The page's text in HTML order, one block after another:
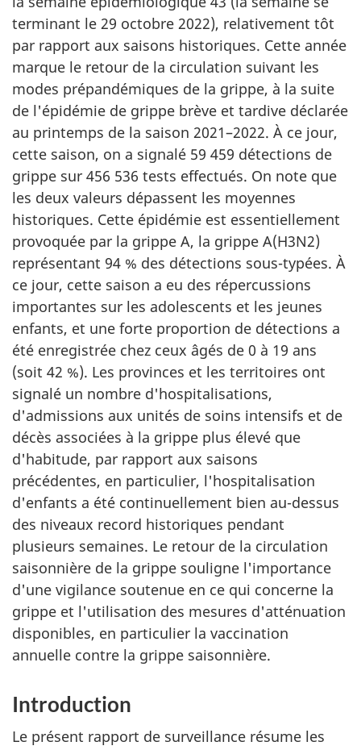
terminant le 29 octobre 2022), relativement tôt
par rapport aux saisons historiques. Cette année
marque le retour de la circulation suivant les
modes prépandémiques de la grippe, à la suite
de l'épidémie de grippe brève et tardive déclarée
au printemps de la saison 2021–2022. À ce jour,
cette saison, on a signalé 59 459 détections de
grippe sur 456 536 tests effectués. On note que
les deux valeurs dépassent les moyennes
historiques. Cette épidémie est essentiellement
provoquée par la grippe A, la grippe A(H3N2)
représentant 94 % des détections sous-typées. À
ce jour, cette saison a eu des répercussions
importantes sur les adolescents et les jeunes
enfants, et une forte proportion de détections a
été enregistrée chez ceux âgés de 0 à 19 ans
(soit 42 %). Les provinces et les territoires ont
signalé un nombre d'hospitalisations,
d'admissions aux unités de soins intensifs et de
décès associées à la grippe plus élevé que
d'habitude, par rapport aux saisons
précédentes, en particulier, l'hospitalisation
d'enfants a été continuellement bien au-dessus
des niveaux record historiques pendant
plusieurs semaines. Le retour de la circulation
saisonnière de la grippe souligne l'importance
d'une vigilance soutenue en ce qui concerne la
grippe et l'utilisation des mesures d'atténuation
disponibles, en particulier la vaccination
annuelle contre la grippe saisonnière.
Introduction
Le présent rapport de surveillance résume les